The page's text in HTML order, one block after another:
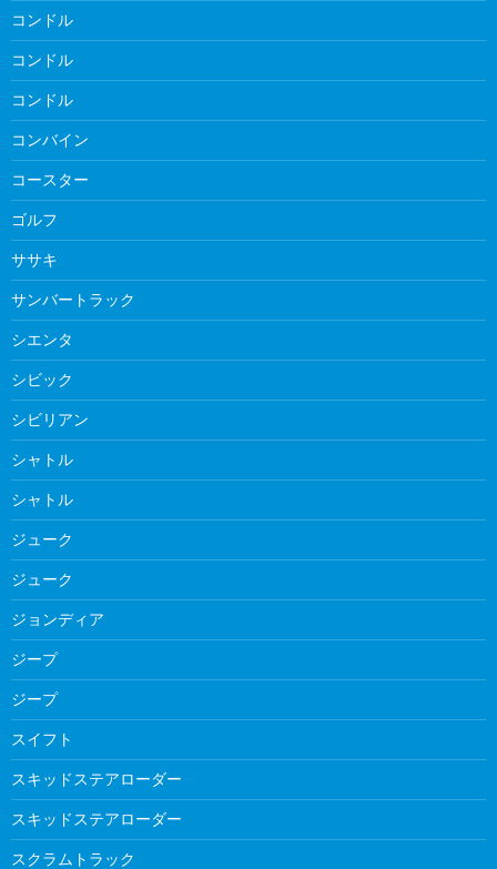
コンドル
コンドル
コンドル
コンバイン
コースター
ゴルフ
ササキ
サンバートラック
シエンタ
シビック
シビリアン
シャトル
シャトル
ジューク
ジューク
ジョンディア
ジープ
ジープ
スイフト
スキッドステアローダー
スキッドステアローダー
スクラムトラック